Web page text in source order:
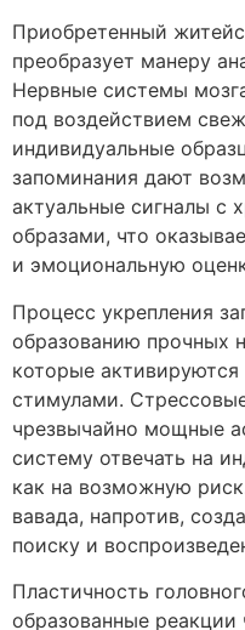
Приобретенный
преобразует манеру
Нервные системы
под воздействием
индивидуальные
запоминания дают
актуальные сигналы с
образами, что
и эмоциональную
Процесс укрепления
образованию прочных
которые
стимулами.
чрезвычайно мощные
систему отвечать на
как на возможную
вавада, напротив,
поиску и
Пластичность
образованные реакции